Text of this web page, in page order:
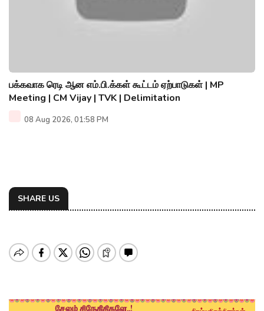
பக்கவாக ரெடி ஆன எம்.பி.க்கள் கூட்டம் ஏற்பாடுகள் | MP
Meeting | CM Vijay | TVK | Delimitation
08 Aug 2026, 01:58 PM
SHARE US